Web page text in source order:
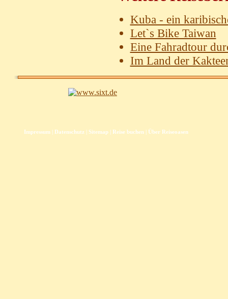
Kuba - ein
Let`s Bike Taiwan
Eine Fahradtour
Im Land der
Impressum| Datenschutz | Sitemap| Reise buchen| Über Reiseoasen